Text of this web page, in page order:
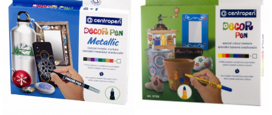
Oxford
M+R
Clairefontaine
Lyra
Aristo
Elmers